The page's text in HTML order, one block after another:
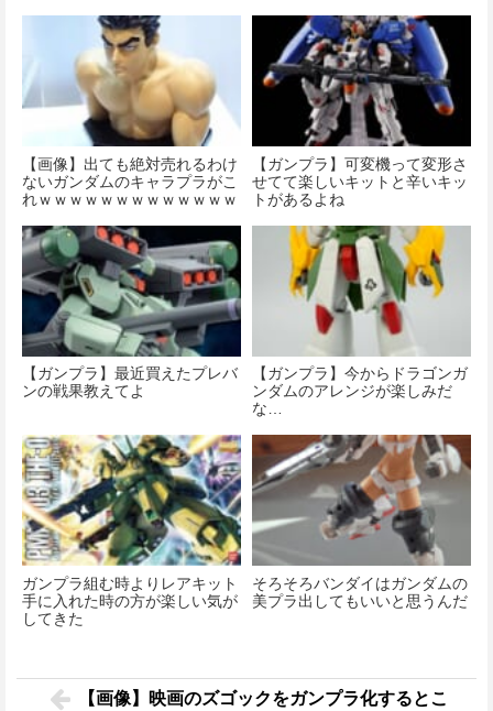
【画像】出ても絶対売れるわけ
ないガンダムのキャラプラがこ
れｗｗｗｗｗｗｗｗｗｗｗｗｗ
【ガンプラ】可変機って変形さ
せてて楽しいキットと辛いキッ
トがあるよね
【ガンプラ】最近買えたプレバ
ンの戦果教えてよ
【ガンプラ】今からドラゴンガ
ンダムのアレンジが楽しみだ
な…
ガンプラ組む時よりレアキット
手に入れた時の方が楽しい気が
してきた
そろそろバンダイはガンダムの
美プラ出してもいいと思うんだ
【画像】映画のズゴックをガンプラ化するとこ